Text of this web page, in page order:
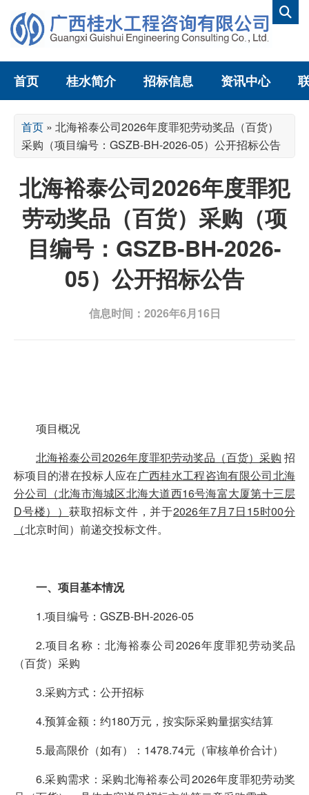
首页 桂水简介 招标信息 资讯中心
首页 » 北海裕泰公司2026年度罪犯劳动奖品（百货）
采购（项目编号：GSZB-BH-2026-05）公开招标公告
北海裕泰公司2026年度罪犯
劳动奖品（百货）采购（项
目编号：GSZB-BH-2026-
05）公开招标公告
信息时间：2026年6月16日
项目概况
北海裕泰公司2026年度罪犯劳动奖品（百货）采购 招
标项目的潜在投标人应在广西桂水工程咨询有限公司北海
分公司（北海市海城区北海大道西16号海富大厦第十三层
D号楼） ） 获取招标文件，并于2026年7月7日15时00分
（北京时间）前递交投标文件。
一、项目基本情况
1.项目编号：GSZB-BH-2026-05
2.项目名称：北海裕泰公司2026年度罪犯劳动奖品
（百货）采购
3.采购方式：公开招标
4.预算金额：约180万元，按实际采购量据实结算
5.最高限价（如有）：1478.74元（审核单价合计）
6.采购需求：采购北海裕泰公司2026年度罪犯劳动奖